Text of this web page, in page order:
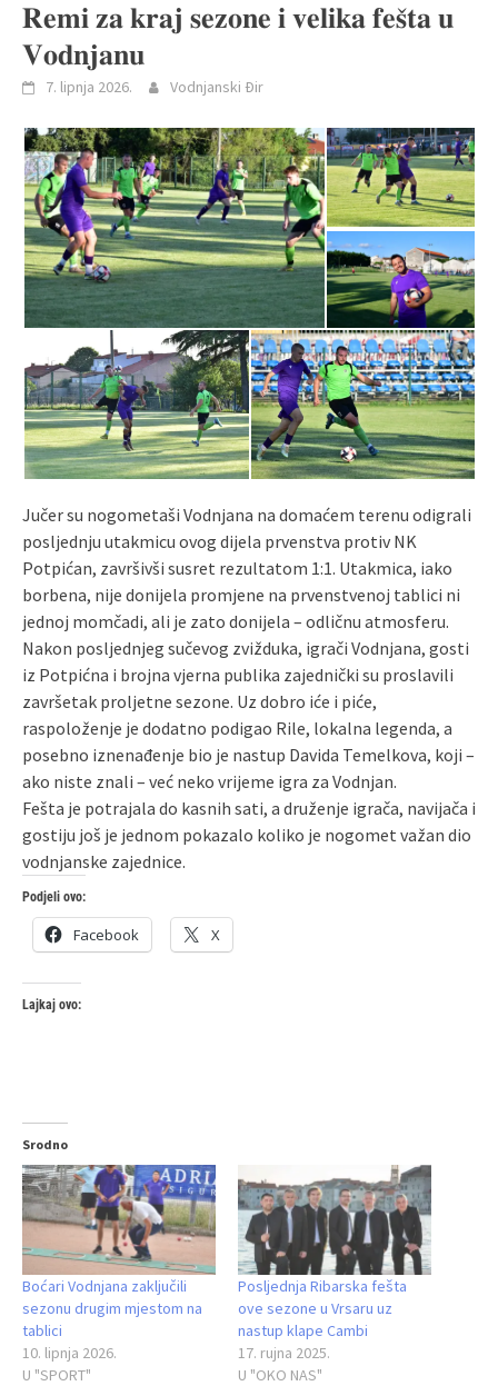
𝐑𝐞𝐦𝐢 𝐳𝐚 𝐤𝐫𝐚𝐣 𝐬𝐞𝐳𝐨𝐧𝐞 𝐢 𝐯𝐞𝐥𝐢𝐤𝐚 𝐟𝐞𝐬̌𝐭𝐚 𝐮
𝐕𝐨𝐝𝐧𝐣𝐚𝐧𝐮
7. lipnja 2026. Vodnjanski Đir
Jučer su nogometaši Vodnjana na domaćem terenu odigrali
posljednju utakmicu ovog dijela prvenstva protiv NK
Potpićan, završivši susret rezultatom 1:1. Utakmica, iako
borbena, nije donijela promjene na prvenstvenoj tablici ni
jednoj momčadi, ali je zato donijela – odličnu atmosferu.
Nakon posljednjeg sučevog zvižduka, igrači Vodnjana, gosti
iz Potpićna i brojna vjerna publika zajednički su proslavili
završetak proljetne sezone. Uz dobro iće i piće,
raspoloženje je dodatno podigao Rile, lokalna legenda, a
posebno iznenađenje bio je nastup Davida Temelkova, koji –
ako niste znali – već neko vrijeme igra za Vodnjan.
Fešta je potrajala do kasnih sati, a druženje igrača, navijača i
gostiju još je jednom pokazalo koliko je nogomet važan dio
vodnjanske zajednice.
Podjeli ovo:
Facebook X
Lajkaj ovo:
Srodno
Boćari Vodnjana zaključili
sezonu drugim mjestom na
tablici
10. lipnja 2026.
U "SPORT"
Posljednja Ribarska fešta
ove sezone u Vrsaru uz
nastup klape Cambi
17. rujna 2025.
U "OKO NAS"